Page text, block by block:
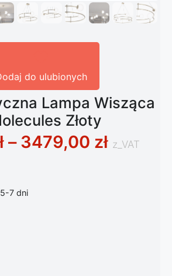
do ulubionych
Lampa Wisząca
Złoty
– 3479,00 złZakres
z_VAT
7 dni